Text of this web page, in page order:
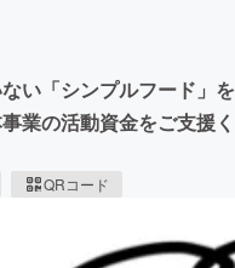
い「シンプルフード」を
業の活動資金をご支援く
QRコード